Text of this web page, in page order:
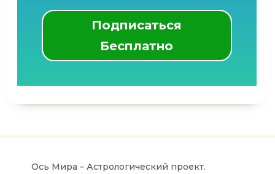
Подписаться
Бесплатно
Ось Мира – Астрологический проект.